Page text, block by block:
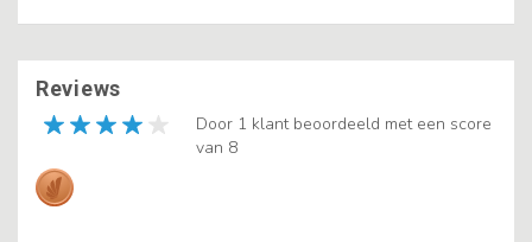
Reviews
Door 1 klant beoordeeld met een score
van 8